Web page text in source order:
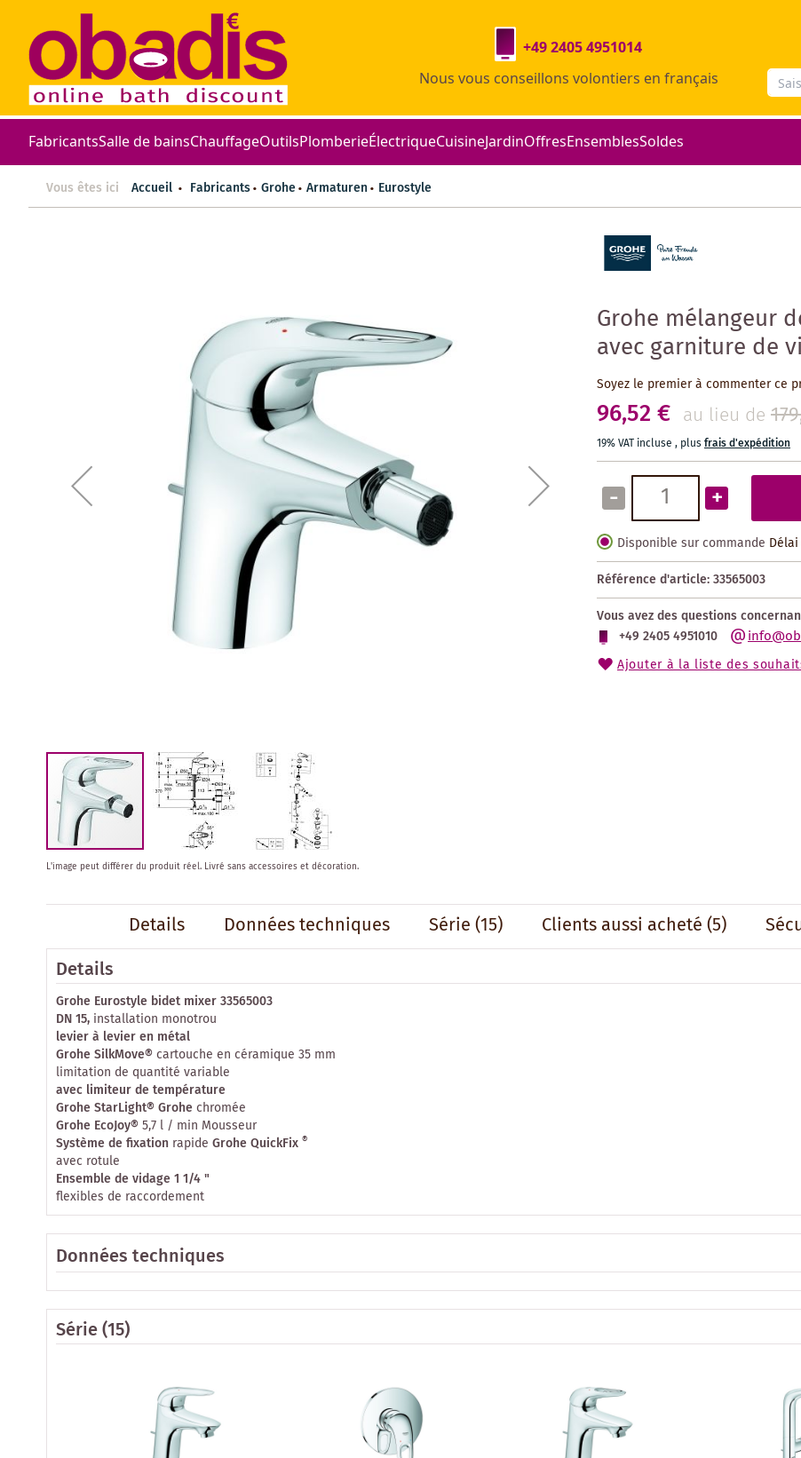
+49 2405 4951014
Nous vous conseillons volontiers en français
FabricantsSalle de bainsChauffageOutilsPlomberieÉlectriqueCuisineJardinOffresEnsemblesSoldes
Vous êtes ici Accueil Fabricants Grohe Armaturen Eurostyle
Grohe mélangeur
avec garniture de
Soyez le premier à commenter ce
96,52 € au lieu de
19% VAT incluse , plusfrais d'expédition
- +
Disponible sur commande
Référence d'article:33565003
Vous avez des questions
+49 2405 4951010
Ajouter à la liste des
Skip
the
images
gallery
L'image peut différer du produit réel. Livré sans accessoires et décoration.
Details Données techniques Série(15) Clients aussi acheté(5)
Details
Grohe Eurostyle bidet mixer 33565003
DN 15, installation monotrou
levier à levier en métal
Grohe SilkMove®cartouche en céramique 35 mm
limitation de quantité variable
avec limiteur de température
Grohe StarLight® Grohechromée
Grohe EcoJoy®5,7 l / min Mousseur
Système de fixation rapide Grohe QuickFix ®
avec rotule
Ensemble de vidage 1 1/4 "
flexibles de raccordement
Données techniques
Série(15)